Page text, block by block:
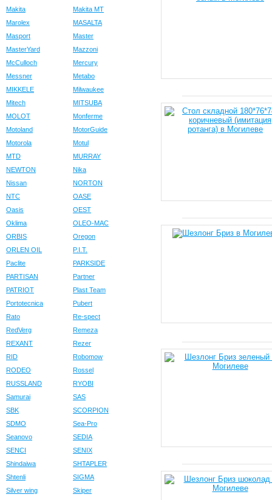
Makita
Makita MT
Marolex
MASALTA
Masport
Master
MasterYard
Mazzoni
McCulloch
Mercury
Messner
Metabo
MIKKELE
Milwaukee
Mitech
MITSUBA
MOLOT
Monferme
Motoland
MotorGuide
Motorola
Motul
MTD
MURRAY
NEWTON
Nika
Nissan
NORTON
NTC
OASE
Oasis
OEST
Oklima
OLEO-MAC
ORBIS
Oregon
ORLEN OIL
P.I.T.
Paclite
PARKSIDE
PARTISAN
Partner
PATRIOT
Plast Team
Portotecnica
Pubert
Rato
Re-spect
RedVerg
Remeza
REXANT
Rezer
RID
Robomow
RODEO
Rossel
RUSSLAND
RYOBI
Samurai
SAS
SBK
SCORPION
SDMO
Sea-Pro
Seanovo
SEDIA
SENCI
SENIX
Shindaiwa
SHTAPLER
Shtenli
SIGMA
Silver wing
Skiper